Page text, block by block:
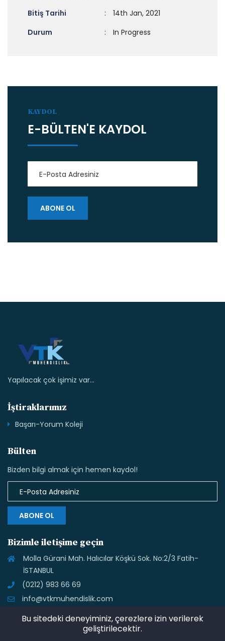
Bitiş Tarihi
:
14th Jan, 2021
Durum
: In Progress
KAYDOL
E-BÜLTEN'E KAYDOL
Yapılacak çok işimiz var...
İştiraklarımız
Başarı-Yorum Koleji
Bülten
Bizden bilgi almak için hemen kaydol!
ABONE OL
Bizimle iletişime geçin
Molla Gürani Mah. Halıcılar Köşkü Sok. No:2/3 Fatih-
İSTANBUL
(0212) 983 66 69
info@vtkmuhendislik.com
Bu sitedeki deneyiminiz, çerezlere izin verilerek
geliştirilecektir.